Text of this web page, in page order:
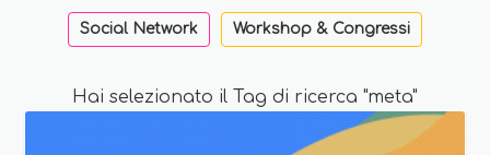
Social Network Workshop & Congressi
Hai selezionato il Tag di ricerca "meta"